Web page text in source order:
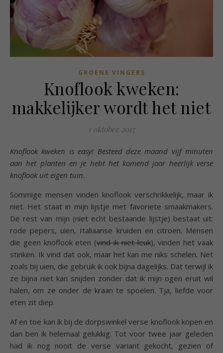
GROENE VINGERS
Knoflook kweken:
makkelijker wordt het niet
1 oktober 2017
Knoflook kweken is easy! Besteed deze maand vijf minuten
aan het planten en je hebt het komend jaar heerlijk verse
knoflook uit eigen tuin.
Sommige mensen vinden knoflook verschrikkelijk, maar ik
niet. Het staat in mijn lijstje met favoriete smaakmakers.
De rest van mijn (niet echt bestaande lijstje) bestaat uit:
rode pepers, uien, Italiaanse kruiden en citroen. Mensen
die geen knoflook eten (vind ik niet leuk), vinden het vaak
stinken. Ik vind dat ook, maar het kan me niks schelen. Net
zoals bij uien, die gebruik ik ook bijna dagelijks. Dat terwijl ik
ze bijna niet kan snijden zonder dat ik mijn ogen eruit wil
halen, om ze onder de kraan te spoelen. Tja, liefde voor
eten zit diep.
Af en toe kan ik bij de dorpswinkel verse knoflook kopen en
dan ben ik helemaal gelukkig. Tot voor twee jaar geleden
had ik nog nooit de verse variant gekocht, gezien of